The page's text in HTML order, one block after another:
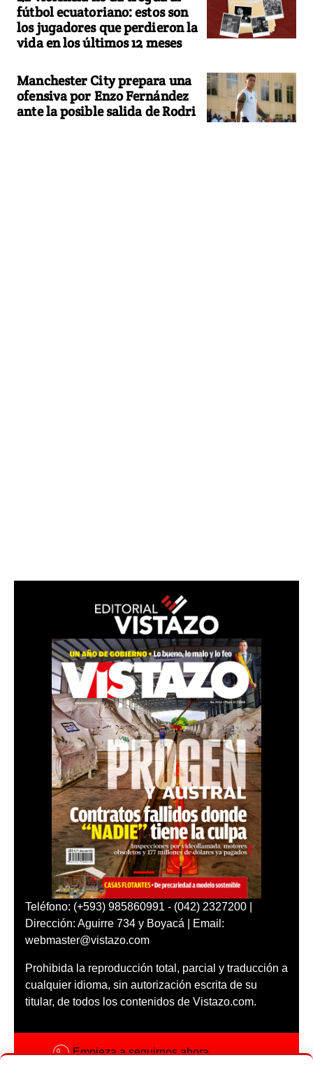
fútbol ecuatoriano: estos son
los jugadores que perdieron la
vida en los últimos 12 meses
Manchester City prepara una
ofensiva por Enzo Fernández
ante la posible salida de Rodri
Teléfono: (+593) 985860991 - (042) 2327200 |
Dirección: Aguirre 734 y Boyacá | Email:
webmaster@vistazo.com
Prohibida la reproducción total, parcial y traducción a
cualquier idioma, sin autorización escrita de su
titular, de todos los contenidos de Vistazo.com.
Empieza a seguirnos ahora